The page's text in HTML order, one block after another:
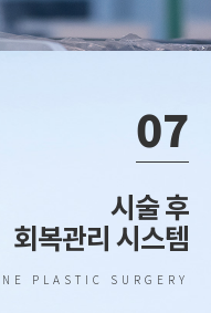
07
시술 후
회복관리 시스템
PLASTIC SURGERY